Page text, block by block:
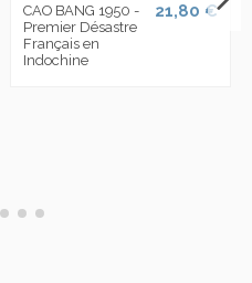
CAO BANG 1950 -
Premier Désastre
Français en
Indochine
21,80 €